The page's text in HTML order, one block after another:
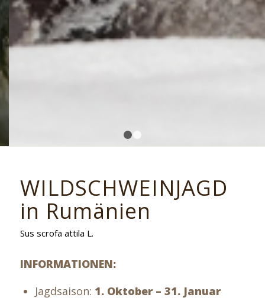
1 2
WILDSCHWEINJAGD
in Rumänien
Sus scrofa attila L.
INFORMATIONEN:
Jagdsaison: 1. Oktober – 31. Januar